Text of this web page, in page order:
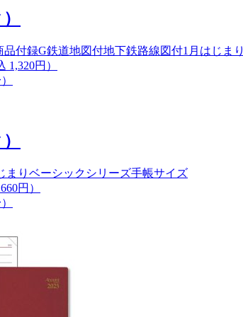
品付録G鉄道地図付地下鉄路線図付1月はじまり
1,320円）
まり ベーシックシリーズ手帳サイズ
円）